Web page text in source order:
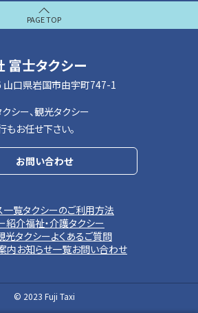
ク
リッ
ク
で
ペー
ジ
上
部
へ
動
し
ま
富士タクシー
山口県岩国市由宇町747-1
シー、観光タクシー
もお任せ下さい。
お問い合わせ
一覧タクシーのご利用方法
紹介福祉・介護タクシー
光タクシーよくあるご質問
内お知らせ一覧お問い合わせ
© 2023 Fuji Taxi